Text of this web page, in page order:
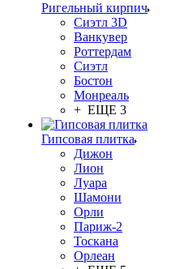
Ригельный кирпич
Сиэтл 3D
Ванкувер
Роттердам
Сиэтл
Бостон
Монреаль
+ ЕЩЕ 3
Гипсовая плитка
Дижон
Лион
Луара
Шамони
Орли
Париж-2
Тоскана
Орлеан